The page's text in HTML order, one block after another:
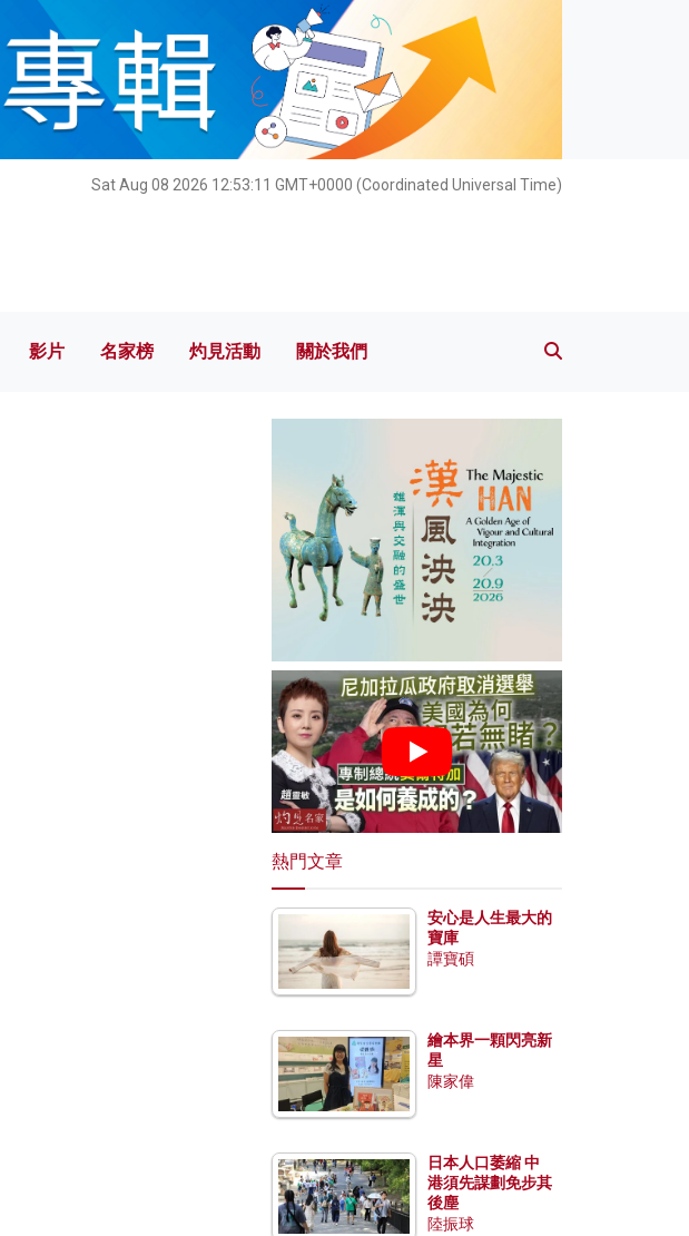
Sat Aug 08 2026 12:53:12 GMT+0000 (Coordinated Universal Time)
影片 名家榜 灼見活動 關於我們
影片 名家榜 灼見活動 關於我們
熱門文章
安心是人生最大的
寶庫
譚寶碩
繪本界一顆閃亮新
星
陳家偉
日本人口萎縮 中
港須先謀劃免步其
後塵
陸振球